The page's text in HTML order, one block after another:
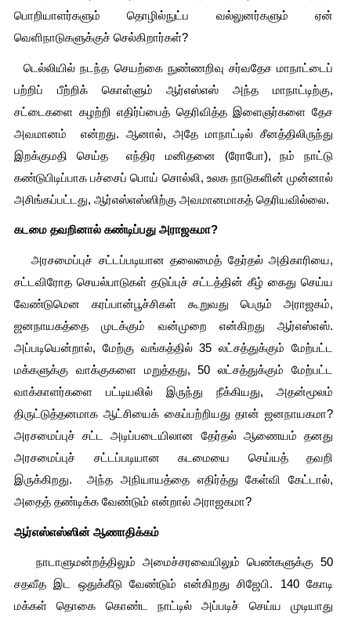
பொறியாளர்களும் தொழில்நுட்ப வல்லுனர்களும் ஏன்
வெளிநாடுகளுக்குச் செல்கிறார்கள்?
  டெல்லியில் நடந்த செயற்கை நுண்ணறிவு சர்வதேச மாநாட்டைப்
பற்றிப் பீற்றிக் கொள்ளும் ஆர்எஸ்எஸ் அந்த மாநாட்டிற்கு,
சட்டைகளை கழற்றி எதிர்ப்பைத் தெரிவித்த இளைஞர்களை தேச
அவமானம்  என்றது. ஆனால், அதே மாநாட்டில் சீனத்திலிருந்து
இறக்குமதி செய்த  எந்திர மனிதனை (ரோபோ), நம் நாட்டு
கண்டுபிடிப்பாக பச்சைப் பொய் சொல்லி, உலக நாடுகளின் முன்னால்
அசிங்கப்பட்டது, ஆர்எஸ்எஸ்ஸிற்கு அவமானமாகத் தெரியவில்லை.
கடமை தவறினால் கண்டிப்பது அராஜகமா?
   அரசமைப்புச் சட்டப்படியான தலைமைத் தேர்தல் அதிகாரியை,
சட்டவிரோத செயல்பாடுகள் தடுப்புச் சட்டத்தின் கீழ் கைது செய்ய
வேண்டுமென கரப்பான்பூச்சிகள் கூறுவது பெரும் அராஜகம்,
ஜனநாயகத்தை முடக்கும் வன்முறை என்கிறது ஆர்எஸ்எஸ்.
அப்படியென்றால், மேற்கு வங்கத்தில் 35 லட்சத்துக்கும் மேற்பட்ட
மக்களுக்கு வாக்குகளை மறுத்தது, 50 லட்சத்துக்கும் மேற்பட்ட
வாக்காளர்களை பட்டியலில் இருந்து நீக்கியது, அதன்மூலம்
திருட்டுத்தனமாக ஆட்சியைக் கைப்பற்றியது தான் ஜனநாயகமா?
அரசமைப்புச் சட்ட அடிப்படையிலான தேர்தல் ஆணையம் தனது
அரசமைப்புச் சட்டப்படியான கடமையை செய்யத் தவறி
இருக்கிறது.  அந்த அநியாயத்தை எதிர்த்து கேள்வி கேட்டால்,
அதைத் தண்டிக்க வேண்டும் என்றால் அராஜகமா?
ஆர்எஸ்எஸ்ஸின் ஆணாதிக்கம்
சதவீத இட ஒதுக்கீடு வேண்டும் என்கிறது சிஜேபி. 140 கோடி
மக்கள் தொகை கொண்ட நாட்டில் அப்படிச் செய்ய முடியாது